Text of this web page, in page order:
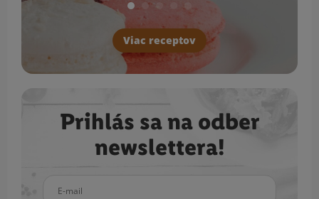
Viac receptov
Prihlás sa na odber
newslettera!